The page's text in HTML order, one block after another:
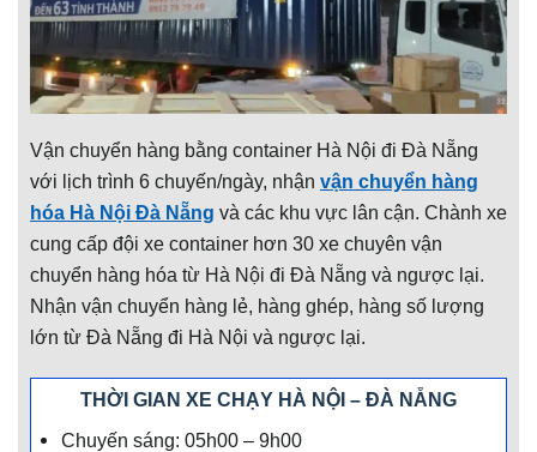
Vận chuyển hàng bằng container Hà Nội đi Đà Nẵng
với lịch trình 6 chuyến/ngày, nhận vận chuyển hàng
hóa Hà Nội Đà Nẵng và các khu vực lân cận. Chành xe
cung cấp đội xe container hơn 30 xe chuyên vận
chuyển hàng hóa từ Hà Nội đi Đà Nẵng và ngược lại.
Nhận vận chuyển hàng lẻ, hàng ghép, hàng số lượng
lớn từ Đà Nẵng đi Hà Nội và ngược lại.
THỜI GIAN XE CHẠY HÀ NỘI – ĐÀ NẴNG
Chuyến sáng: 05h00 – 9h00